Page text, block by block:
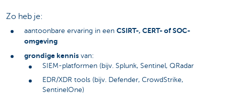
Zo heb je:
aantoonbare ervaring in een CSIRT-, CERT- of SOC-
omgeving
grondige kennis van:
SIEM-platformen (bijv. Splunk, Sentinel, QRadar
EDR/XDR tools (bijv. Defender, CrowdStrike,
SentinelOne)